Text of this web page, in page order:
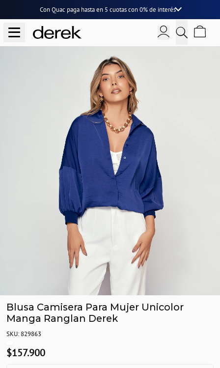
Con Quac paga hasta en 5 cuotascon0% de interés
Blusa Camisera Para Mujer Unicolor
Manga Ranglan Derek
SKU: 829863
$157.900